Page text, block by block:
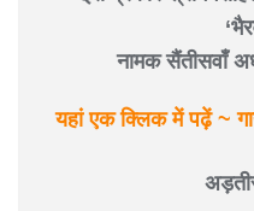
नामक सैंतीसवाँ
यहां एक क्लिक में पढ़ें ~